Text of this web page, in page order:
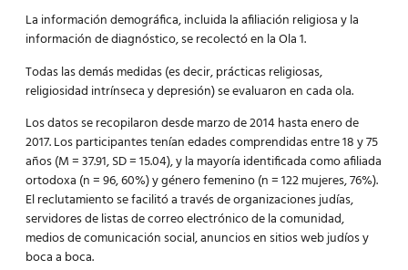
La información demográfica, incluida la afiliación religiosa y la
información de diagnóstico, se recolectó en la Ola 1.
Todas las demás medidas (es decir, prácticas religiosas,
religiosidad intrínseca y depresión) se evaluaron en cada ola.
Los datos se recopilaron desde marzo de 2014 hasta enero de
2017. Los participantes tenían edades comprendidas entre 18 y 75
años (M = 37.91, SD = 15.04), y la mayoría identificada como afiliada
ortodoxa (n = 96, 60%) y género femenino (n = 122 mujeres, 76%).
El reclutamiento se facilitó a través de organizaciones judías,
servidores de listas de correo electrónico de la comunidad,
medios de comunicación social, anuncios en sitios web judíos y
boca a boca.